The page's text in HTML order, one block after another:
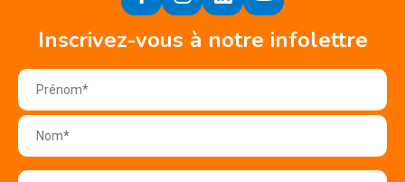
Inscrivez-vous à notre infolettre